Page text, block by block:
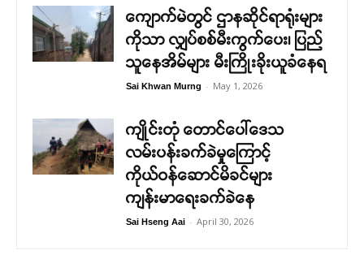
ကျောက်မဲတွင် ဌာနဆိုင်ရာရုံးများ
ကိုသာ လျှပ်စစ်မီးကွက်ပေး၊ ပြည်
သူနေအိမ်များ မီးကြိုးခိုးယူခံနေရ
Sai Khwan Murng - May 1, 2026
ကျိုင်းတုံ တောင်ပေါ်ဒေသ
လမ်းပန်းခက်ခဲမှုကြောင့်
ကိုယ်ဝန်ဆောင်မိခင်များ
ကျန်းမာရေးခက်ခဲနေ
Sai Hseng Aai - April 30, 2026